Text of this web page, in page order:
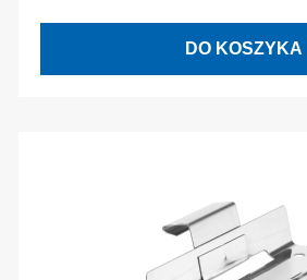
DO KOSZYKA